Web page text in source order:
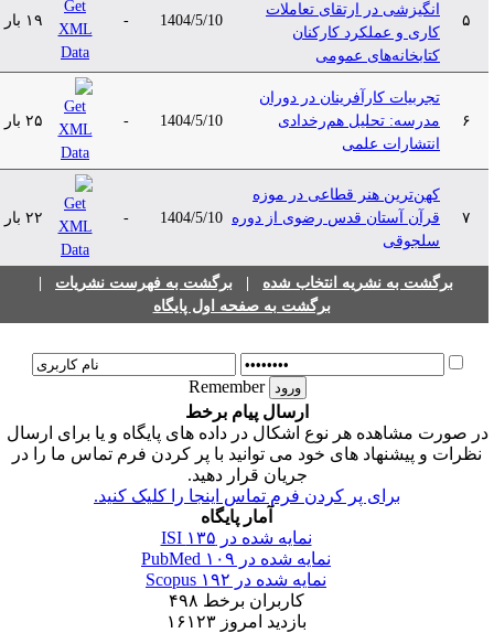
انگیزشی در ارتقای تعاملات
کاری و عملکرد کارکنان
کتابخانه‌های عمومی
1404/5/10 ۱۹ بار
تجربیات کارآفرینان در دوران
مدرسه: تحلیل هم‌رخدادی
انتشارات علمی
1404/5/10 ۲۵ بار
کهن‌ترین هنر قطاعی در موزه
قرآن آستان قدس رضوی از دوره
سلجوقی
1404/5/10 ۲۲ بار
برگشت به نشریه انتخاب شده| برگشت به فهرست نشریات|
برگشت به صفحه اول پایگاه
Remember
ارسال پیام برخط
صورت مشاهده هر نوع اشکال در داده های پایگاه و یا برای ارسال
نظرات و پیشنهاد های خود می توانید با پر کردن فرم تماس ما را در
جریان قرار دهید.
برای پر کردن فرم تماس اینجا را کلیک کنید.
آمار پایگاه
نمایه شده در ISI۱۳۵
نمایه شده در PubMed۱۰۹
نمایه شده در Scopus۱۹۲
کاربران برخط۴۹۸
بازدید امروز۱۶۱۲۳